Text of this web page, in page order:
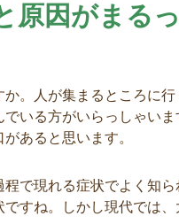
原因がまる
。人が集まるところに
いる方がいらっしゃい
あると思います。
で現れる症状でよく知
すね。しかし現代では